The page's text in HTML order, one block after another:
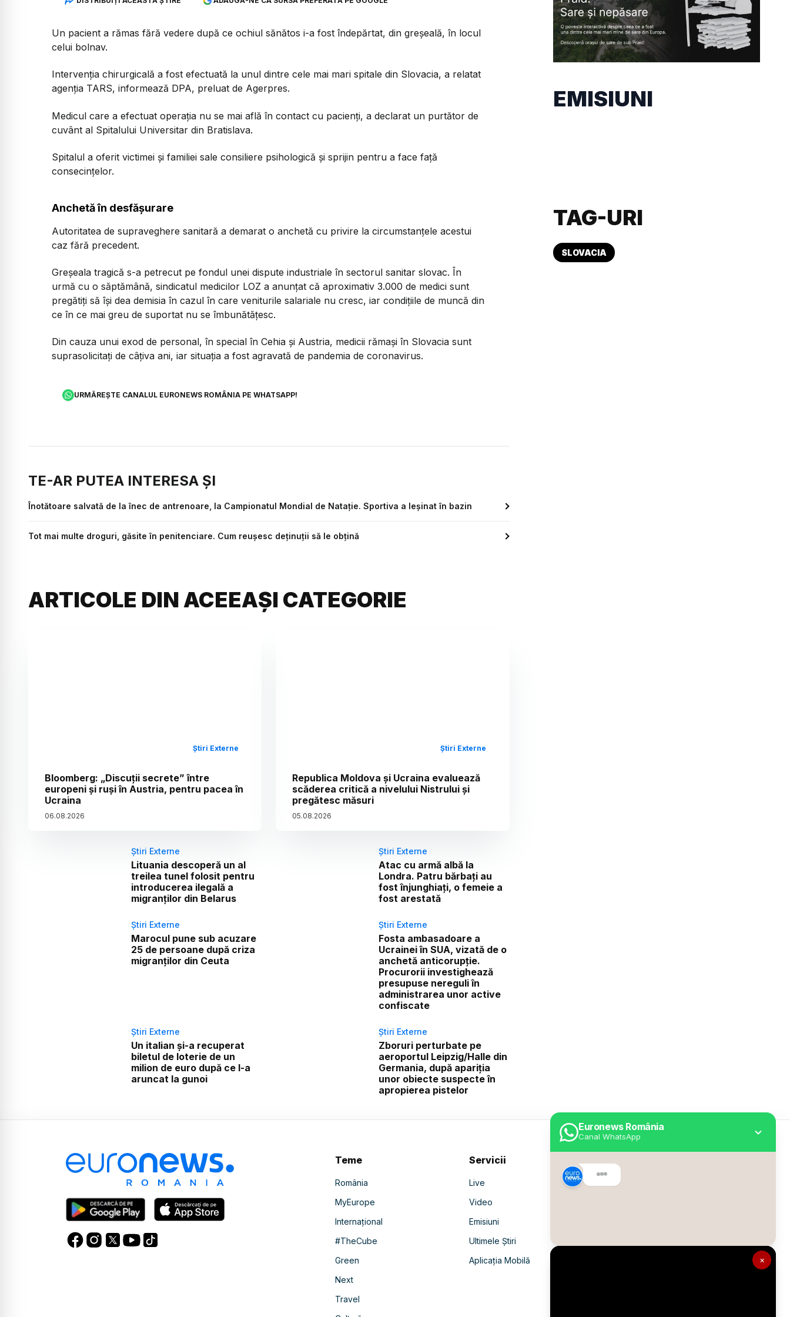
×
Euronews România
Canal WhatsApp
Un pacient a rămas fără vedere după ce ochiul sănătos i-a fost îndepărtat, din greșeală, în locul
celui bolnav.
Intervenţia chirurgicală a fost efectuată la unul dintre cele mai mari spitale din Slovacia, a relatat
agenţia TARS, informează DPA, preluat de Agerpres.
Medicul care a efectuat operaţia nu se mai află în contact cu pacienţi, a declarat un purtător de
cuvânt al Spitalului Universitar din Bratislava.
Spitalul a oferit victimei şi familiei sale consiliere psihologică şi sprijin pentru a face faţă
consecinţelor.
Anchetă în desfășurare
Autoritatea de supraveghere sanitară a demarat o anchetă cu privire la circumstanţele acestui
caz fără precedent.
Greşeala tragică s-a petrecut pe fondul unei dispute industriale în sectorul sanitar slovac. În
urmă cu o săptămână, sindicatul medicilor LOZ a anunţat că aproximativ 3.000 de medici sunt
pregătiţi să îşi dea demisia în cazul în care veniturile salariale nu cresc, iar condiţiile de muncă din
ce în ce mai greu de suportat nu se îmbunătăţesc.
Din cauza unui exod de personal, în special în Cehia şi Austria, medicii rămaşi în Slovacia sunt
suprasolicitaţi de câţiva ani, iar situaţia a fost agravată de pandemia de coronavirus.
URMĂREȘTE CANALUL EURONEWS ROMÂNIA PE WHATSAPP!
TE-AR PUTEA INTERESA ȘI
Înotătoare salvată de la înec de antrenoare, la Campionatul Mondial de Natație. Sportiva a leșinat în bazin
Tot mai multe droguri, găsite în penitenciare. Cum reușesc deținuții să le obțină
ARTICOLE DIN ACEEAȘI CATEGORIE
Știri Externe
Bloomberg: „Discuții secrete” între
europeni și ruși în Austria, pentru pacea în
Ucraina
06.08.2026
Știri Externe
Republica Moldova și Ucraina evaluează
scăderea critică a nivelului Nistrului și
pregătesc măsuri
05.08.2026
Știri Externe
Lituania descoperă un al
treilea tunel folosit pentru
introducerea ilegală a
migranților din Belarus
Știri Externe
Atac cu armă albă la
Londra. Patru bărbați au
fost înjunghiați, o femeie a
fost arestată
Știri Externe
Marocul pune sub acuzare
25 de persoane după criza
migranților din Ceuta
Știri Externe
Fosta ambasadoare a
Ucrainei în SUA, vizată de o
anchetă anticorupție.
Procurorii investighează
presupuse nereguli în
administrarea unor active
confiscate
Știri Externe
Un italian și-a recuperat
biletul de loterie de un
milion de euro după ce l-a
aruncat la gunoi
Știri Externe
Zboruri perturbate pe
aeroportul Leipzig/Halle din
Germania, după apariția
unor obiecte suspecte în
apropierea pistelor
EMISIUNI
TAG-URI
SLOVACIA
Teme
România
MyEurope
Internațional
#TheCube
Green
Next
Travel
Servicii
Live
Video
Emisiuni
Ultimele Știri
Aplicația Mobilă
Despre Euronews